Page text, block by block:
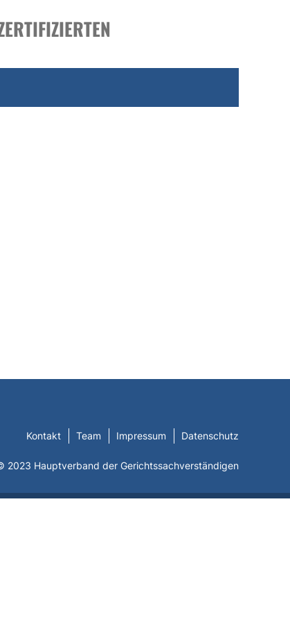
Kontakt Team Impressum Datenschutz
2023 Hauptverband der Gerichtssachverständigen